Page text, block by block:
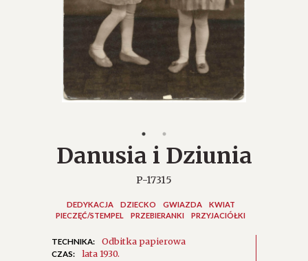
Danusia i Dziunia
P-17315
DEDYKACJA DZIECKO GWIAZDA
KWIAT
PIECZĘĆ/STEMPEL
PRZEBIERANKI PRZYJACIÓŁKI
TECHNIKA: Odbitka papierowa
CZAS:
lata 1930.